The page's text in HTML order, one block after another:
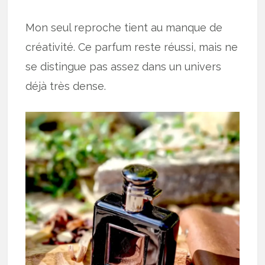
Mon seul reproche tient au manque de
créativité. Ce parfum reste réussi, mais ne
se distingue pas assez dans un univers
déjà très dense.